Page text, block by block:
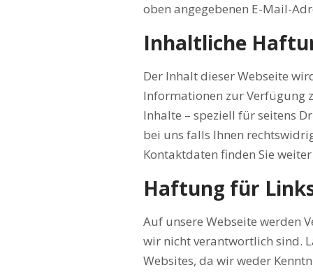
oben angegebenen E-Mail-
Inhaltliche
Der Inhalt dieser Webseite
Informationen zur Verfügung
Inhalte – speziell für seitens
bei uns falls Ihnen
Kontaktdaten finden Sie
Haftung für
Auf unsere Webseite werden
wir nicht verantwortlich sind.
Websites, da wir weder